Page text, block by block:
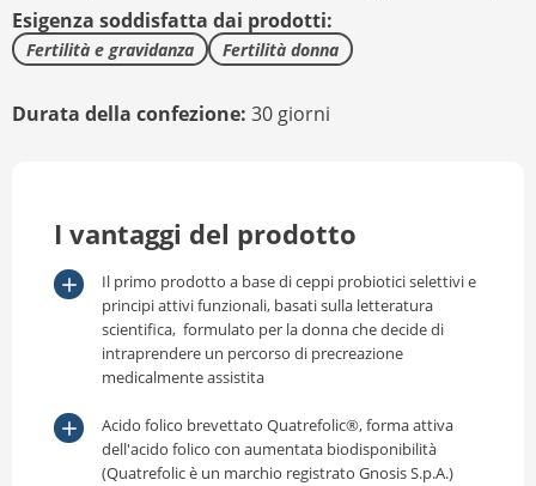
Esigenza soddisfatta dai prodotti:
Fertilità e gravidanza Fertilità donna
Durata della confezione: 30 giorni
I vantaggi del prodotto
Il primo prodotto a base di ceppi probiotici selettivi e
principi attivi funzionali, basati sulla letteratura
scientifica, formulato per la donna che decide di
intraprendere un percorso di precreazione
medicalmente assistita
Acido folico brevettato Quatrefolic®, forma attiva
dell'acido folico con aumentata biodisponibilità
(Quatrefolic è un marchio registrato Gnosis S.p.A.)